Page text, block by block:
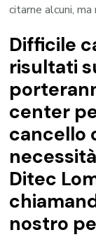
citarne alcuni,
Difficile
risultati
center
cancello
Ditec
nostro